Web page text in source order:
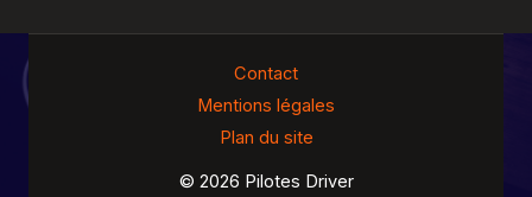
Contact
Mentions légales
Plan du site
© 2026 Pilotes Driver